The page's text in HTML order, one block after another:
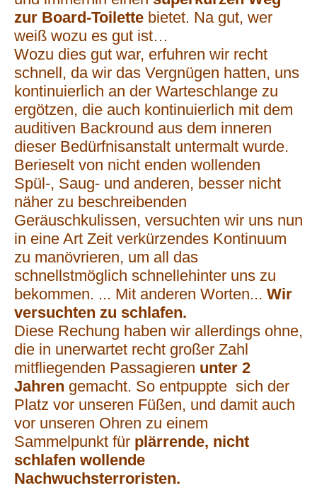
zur Board-Toilette bietet. Na gut, wer
weiß wozu es gut ist…
Wozu dies gut war, erfuhren wir recht
schnell, da wir das Vergnügen hatten, uns
kontinuierlich an der Warteschlange zu
ergötzen, die auch kontinuierlich mit dem
auditiven Backround aus dem inneren
dieser Bedürfnisanstalt untermalt wurde.
Berieselt von nicht enden wollenden
Spül-, Saug- und anderen, besser nicht
näher zu beschreibenden
Geräuschkulissen, versuchten wir uns nun
in eine Art Zeit verkürzendes Kontinuum
zu manövrieren, um all das
schnellstmöglich schnellehinter uns zu
bekommen. ... Mit anderen Worten... Wir
versuchten zu schlafen.
Diese Rechung haben wir allerdings ohne,
die in unerwartet recht großer Zahl
mitfliegenden Passagieren unter 2
Jahren gemacht. So entpuppte sich der
Platz vor unseren Füßen, und damit auch
vor unseren Ohren zu einem
Sammelpunkt für plärrende, nicht
schlafen wollende
Nachwuchsterroristen.